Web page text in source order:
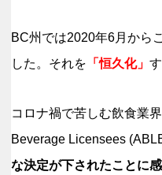
BC州では2020年6月から
した。それを 「恒久化」
コロナ禍で苦しむ飲食業
Beverage Licensees
な決定が下されたことに